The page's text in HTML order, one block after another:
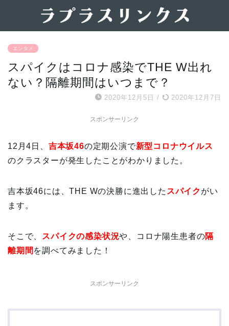
エンタメ
スパイクはコロナ感染でTHE W出れ
ない？隔離期間はいつまで？
2020年12月5日 / 2020年12月7日
スポンサーリンク
12月4日、 吉本坂46の定期公演で新型コロナウイルス
のクラスターが発生したことがわかりました。
吉本坂46には、THE Wの決勝に進出した スパイク がい
ます。
そこで、 スパイクの感染状況や、コロナ陽生患者の隔
離期間 を調べてみました！
スポンサーリンク